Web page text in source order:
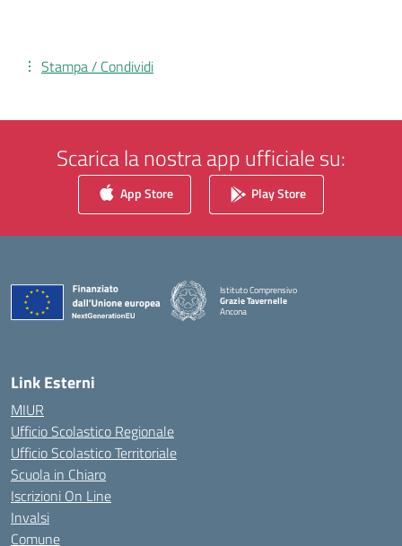
Stampa / Condividi
Scarica la nostra app ufficiale su:
App Store Play Store
Istituto Comprensivo
Grazie Tavernelle
Ancona
Link Esterni
MIUR
Ufficio Scolastico Regionale
Ufficio Scolastico Territoriale
Scuola in Chiaro
Iscrizioni On Line
Invalsi
Comune